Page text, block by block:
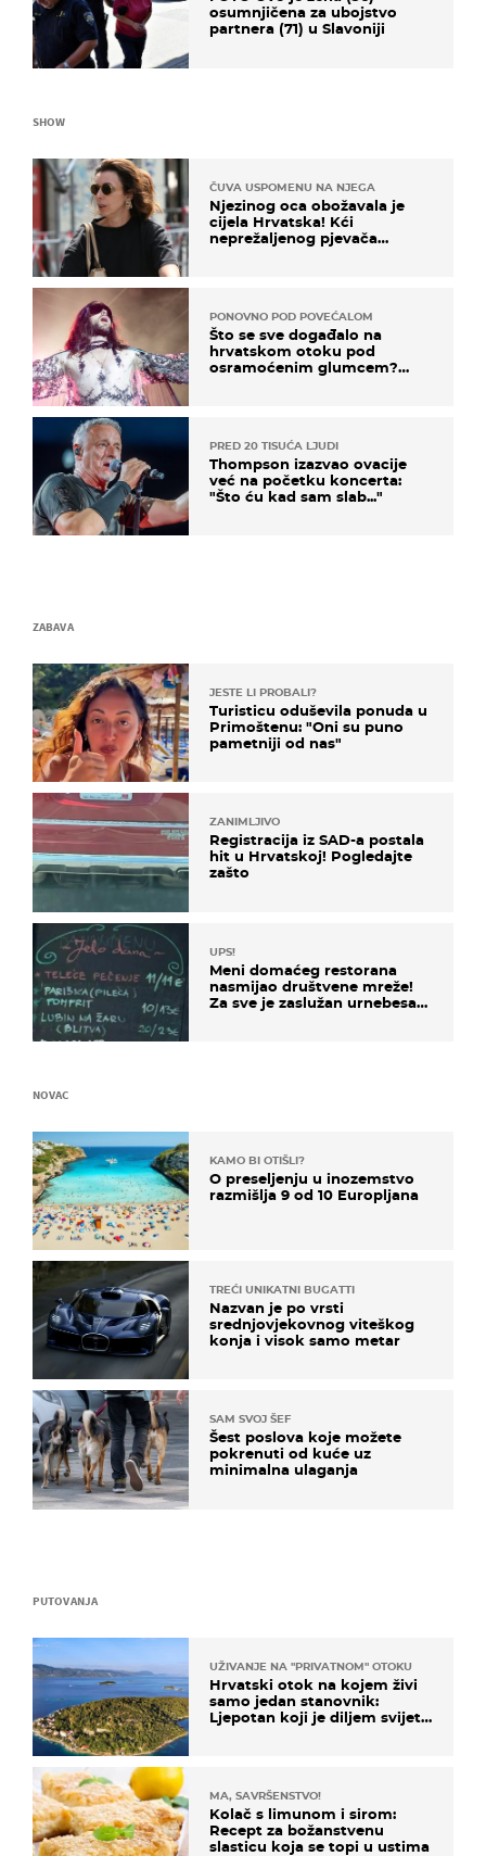
osumnjičena za ubojstvo
partnera (71) u Slavoniji
SHOW
ČUVA USPOMENU NA NJEGA
Njezinog oca obožavala je
cijela Hrvatska! Kći
neprežaljenog pjevača
PONOVNO POD POVEĆALOM
Što se sve događalo na
hrvatskom otoku pod
osramoćenim glumcem?
PRED 20 TISUĆA LJUDI
Thompson izazvao ovacije
već na početku koncerta:
"Što ću kad sam slab..."
ZABAVA
JESTE LI PROBALI?
Turisticu oduševila ponuda u
Primoštenu: "Oni su puno
pametniji od nas"
ZANIMLJIVO
Registracija iz SAD-a postala
hit u Hrvatskoj! Pogledajte
zašto
UPS!
Meni domaćeg restorana
nasmijao društvene mreže!
Za sve je zaslužan urnebesan
PUTOVANJA
UŽIVANJE NA "PRIVATNOM" OTOKU
Hrvatski otok na kojem živi
samo jedan stanovnik:
Ljepotan koji je diljem svijeta
MA, SAVRŠENSTVO!
Kolač s limunom i sirom:
Recept za božanstvenu
slasticu koja se topi u ustima
NOVAC
KAMO BI OTIŠLI?
O preseljenju u inozemstvo
razmišlja 9 od 10 Europljana
TREĆI UNIKATNI BUGATTI
Nazvan je po vrsti
srednjovjekovnog viteškog
konja i visok samo metar
SAM SVOJ ŠEF
Šest poslova koje možete
pokrenuti od kuće uz
minimalna ulaganja